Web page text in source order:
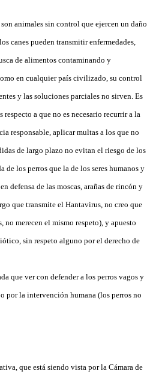
animales sin control que ejercen un daño
canes pueden transmitir enfermedades,
de alimentos contaminando y
en cualquier país civilizado, su control
y las soluciones parciales no sirven. Es
a que no es necesario recurrir a la
responsable, aplicar multas a los que no
de largo plazo no evitan el riesgo de los
los perros que la de los seres humanos y
defensa de las moscas, arañas de rincón y
que transmite el Hantavirus, no creo que
merecen el mismo respeto), y apuesto
sin respeto alguno por el derecho de
que ver con defender a los perros vagos y
por la intervención humana (los perros no
que está siendo vista por la Cámara de